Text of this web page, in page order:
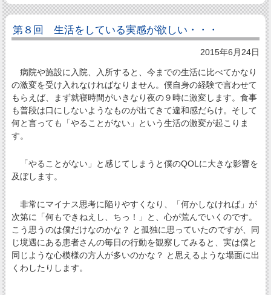
第８回 生活をしている実感が欲しい・・・
2015年6月24日
病院や施設に入院、入所すると、今までの生活に比べてかなり
の激変を受け入れなければなりません。僕自身の経験で言わせて
もらえば、まず就寝時間がいきなり夜の９時に激変します。食事
も普段は口にしないようなものが出てきて違和感だらけ。そして
何と言っても「やることがない」という生活の激変が起こりま
す。
「やることがない」と感じてしまうと僕のQOLに大きな影響を
及ぼします。
非常にマイナス思考に陥りやすくなり、「何かしなければ」が
次第に「何もできねえし、ちっ！」と、心が荒んでいくのです。
こう思うのは僕だけなのかな？ と孤独に思っていたのですが、同
じ境遇にある患者さんの毎日の行動を観察してみると、実は僕と
同じような心模様の方人が多いのかな？ と思えるような場面に出
くわしたりします。